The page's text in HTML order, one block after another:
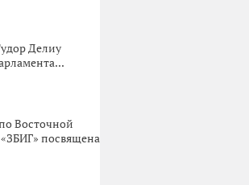
Делиу
Восточной
посвящена